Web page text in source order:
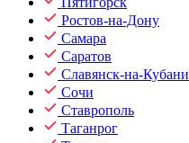
Ростов-на-Дону
Самара
Саратов
Славянск-на-Кубани
Сочи
Ставрополь
Таганрог